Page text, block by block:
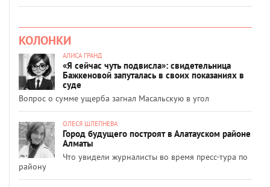
КОЛОНКИ
АЛИСА ГРАНД
«Я сейчас чуть подвисла»: свидетельница
Бажкеновой запуталась в своих показаниях в
суде
Вопрос о сумме ущерба загнал Масальскую в угол
ОЛЕСЯ ШЛЕПНЕВА
Город будущего построят в Алатауском районе
Алматы
Что увидели журналисты во время пресс-тура по
району